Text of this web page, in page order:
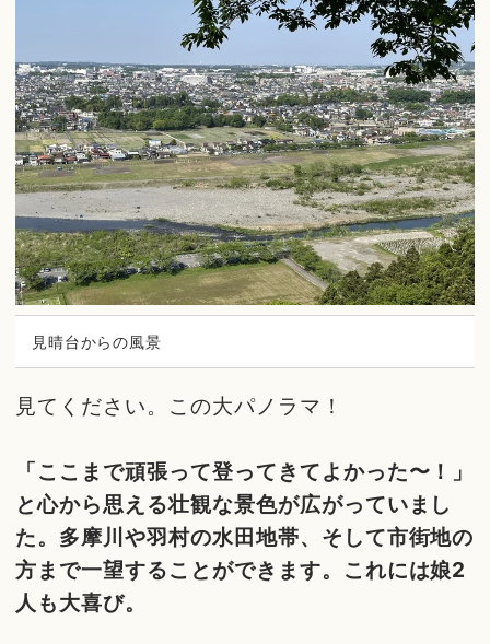
見晴台からの風景
見てください。この大パノラマ！
「ここまで頑張って登ってきてよかった〜！」
と心から思える壮観な景色が広がっていまし
た。多摩川や羽村の水田地帯、そして市街地の
方まで一望することができます。これには娘2
人も大喜び。